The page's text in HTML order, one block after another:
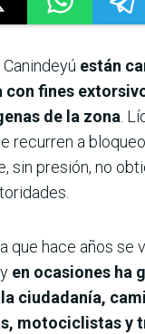
están
fines
de la zona .
recurren a
sin presión, no
que hace años se
en ocasiones ha
ciudadanía,
motociclistas y